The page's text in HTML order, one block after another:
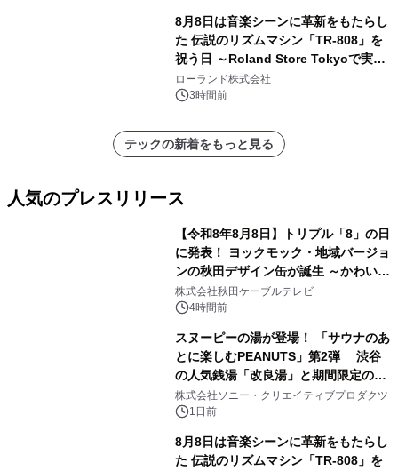
8月8日は音楽シーンに革新をもたらし
た 伝説のリズムマシン「TR-808」を
祝う日 ～Roland Store Tokyoで実機
を展示しての 記念キャンペーンを開
催 英国ラジオ「NTS」の 特別プログ
アーティストを フィーチャーしたアニ
メーションを公開～
ローランド株式会社
3時間前
テックの新着をもっと見る
人気のプレスリリース
【令和8年8月8日】トリプル「8」の日
に発表！ ヨックモック・地域バージョ
ンの秋田デザイン缶が誕生 ～かわいい
秋田犬の子犬と秋田の四季と名所を巡
るパッケージ～ 9月1日(火)秋田県内で
株式会社秋田ケーブルテレビ
4時間前
スヌーピーの湯が登場！ 「サウナのあ
とに楽しむPEANUTS」第2弾 渋谷
の人気銭湯「改良湯」と期間限定のコ
ラボレーション サウナイキタイコラ
ボグッズも発売決定！
株式会社ソニー・クリエイティブプロダクツ
1日前
8月8日は音楽シーンに革新をもたらし
た 伝説のリズムマシン「TR-808」を